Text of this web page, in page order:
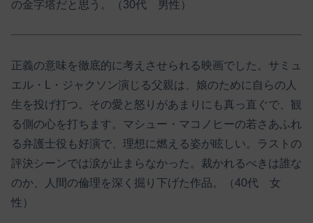
の金字塔だと思う。（30代 男性）
正義の意味を徹底的に考えさせられる映画でした。サミュ
エル・L・ジャクソン演じる父親は、娘のために自らの人
生を投げ打つ。その愛と怒りがあまりにも真っ直ぐで、観
る側の心を打ちます。マシュー・マコノヒーの若さあふれ
る弁護士役も好演で、理想に燃える姿が眩しい。ラストの
評決シーンでは涙が止まらなかった。裁かれるべきは誰な
のか、人間の倫理を深く掘り下げた作品。（40代 女
性）